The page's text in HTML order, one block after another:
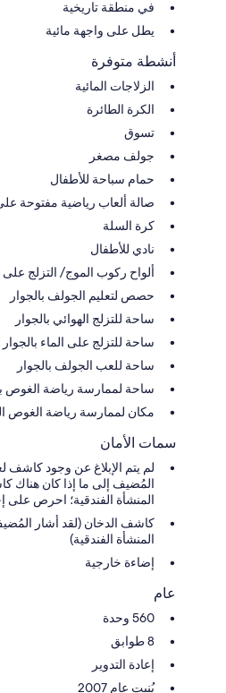
في منطقة تاريخية
يطل على واجهة مائية
أنشطة متوفرة
الزلاجات المائية
الكرة الطائرة
تسوق
جولف مصغر
حمام سباحة للأطفال
صالة ألعاب رياضية مفتوحة
كرة السلة
نادي للأطفال
ألواح ركوب الموج/ التزلج على
حصص لتعليم الجولف بالجوار
ساحة للتزلج الهوائي بالجوار
ساحة للتزلج على الماء بالجوار
ساحة للعب الجولف بالجوار
ساحة لممارسة رياضة الغوص
مكان لممارسة رياضة الغوص
سمات الأمان
لم يتم الإبلاغ عن وجود كاشف
المُضيف إلى ما إذا كان هناك
المنشأة الفندقية؛ احرص
كاشف الدخان (لقد أشار
المنشأة الفندقية)
إضاءة خارجية
عام
560 وحدة
8 طوابق
إعادة التدوير
بُنيت عام 2007